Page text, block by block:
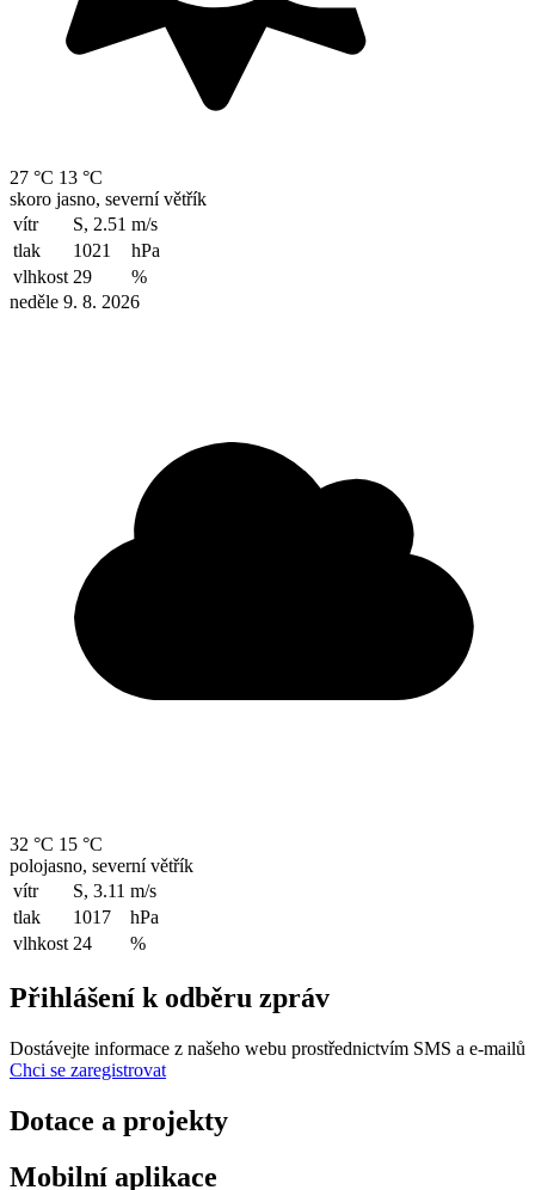
27 °C 13 °C
skoro jasno, severní větřík
vítr
S, 2.51 m/s
tlak
1021
hPa
vlhkost 29
%
neděle 9. 8. 2026
32 °C 15 °C
polojasno, severní větřík
vítr
S, 3.11 m/s
tlak
1017
hPa
vlhkost 24 %
Přihlášení k odběru zpráv
Dostávejte informace z našeho webu prostřednictvím SMS a e-mailů
Chci se zaregistrovat
Dotace a projekty
Mobilní aplikace